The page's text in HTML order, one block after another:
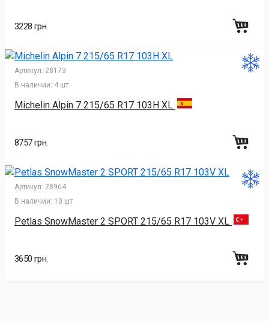
3228 грн.
Артикул: 28173
В наличии: 4 шт
Michelin Alpin 7 215/65 R17 103H XL
8757 грн.
Артикул: 28964
В наличии: 10 шт
Petlas SnowMaster 2 SPORT 215/65 R17 103V XL
3650 грн.